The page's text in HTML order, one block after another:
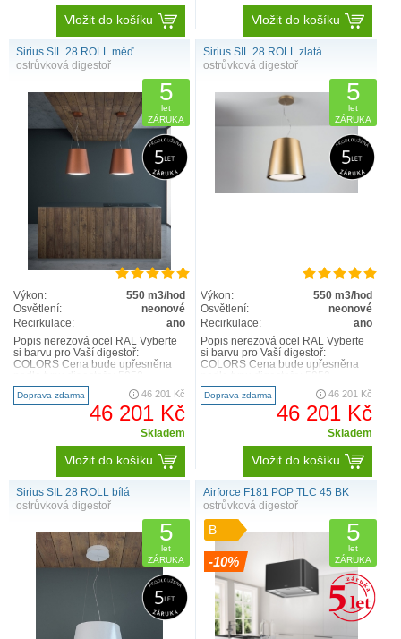
Vložit do košíku Vložit do košíku
Sirius SIL 28 ROLL měď
ostrůvková digestoř
5
let
ZÁRUKA
Výkon:
550 m3/hod
Osvětlení:
neonové
Recirkulace:
ano
Popis nerezová ocel RAL Vyberte
si barvu pro Vaší digestoř:
COLORS Cena bude upřesněna
11900,- Kč Barva: měděná ..
Doprava zdarma 46 201 Kč
46 201 Kč
Skladem
Vložit do košíku
Sirius SIL 28 ROLL zlatá
ostrůvková digestoř
5
let
ZÁRUKA
Výkon:
550 m3/hod
Osvětlení:
neonové
Recirkulace:
ano
Popis nerezová ocel RAL Vyberte
si barvu pro Vaší digestoř:
COLORS Cena bude upřesněna
11900,- Kč Barva: zlatá ..
Doprava zdarma 46 201 Kč
46 201 Kč
Skladem
Vložit do košíku
Sirius SIL 28 ROLL bílá
ostrůvková digestoř
5
let
ZÁRUKA
Airforce F181 POP TLC 45 BK
ostrůvková digestoř
B
-10%
5
let
ZÁRUKA